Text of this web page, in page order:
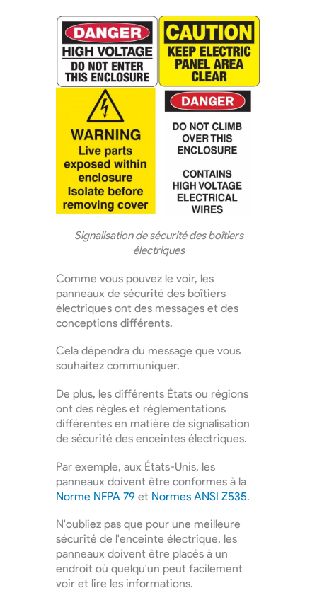
Signalisation de sécurité des boîtiers
électriques
Comme vous pouvez le voir, les
panneaux de sécurité des boîtiers
électriques ont des messages et des
conceptions différents.
Cela dépendra du message que vous
souhaitez communiquer.
De plus, les différents États ou régions
ont des règles et réglementations
différentes en matière de signalisation
de sécurité des enceintes électriques.
Par exemple, aux États-Unis, les
panneaux doivent être conformes à la
Norme NFPA 79 et Normes ANSI Z535.
N'oubliez pas que pour une meilleure
sécurité de l'enceinte électrique, les
panneaux doivent être placés à un
endroit où quelqu'un peut facilement
voir et lire les informations.